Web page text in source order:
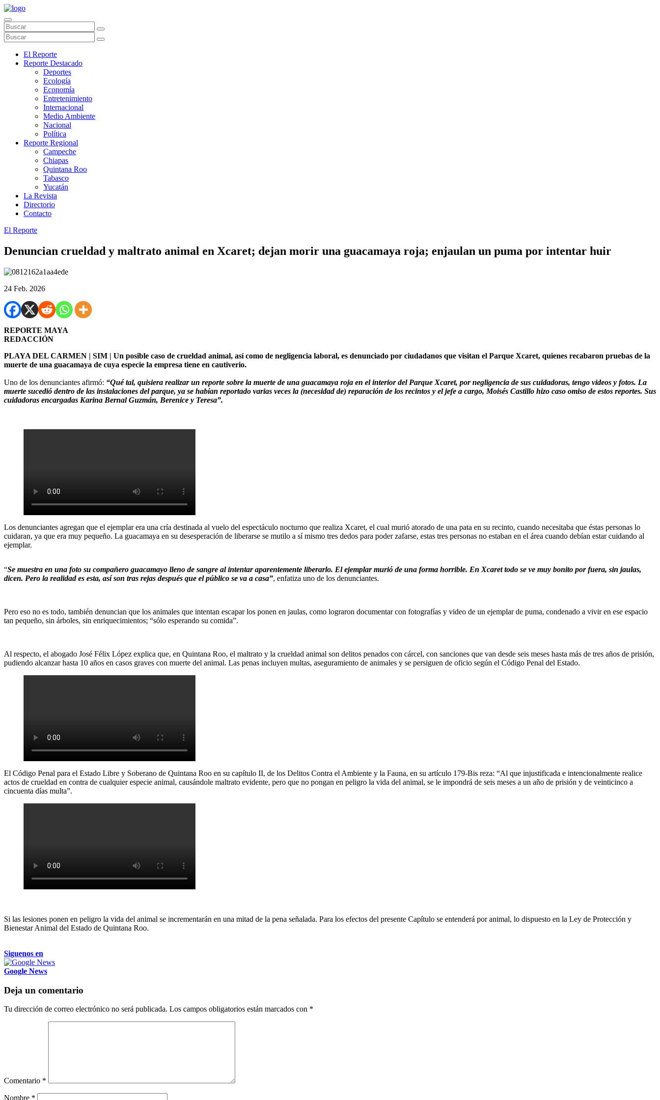
El Reporte
Reporte Destacado
Deportes
Ecología
Economía
Entretenimiento
Internacional
Medio Ambiente
Nacional
Política
Reporte Regional
Campeche
Chiapas
Quintana Roo
Tabasco
Yucatán
La Revista
Directorio
Contacto
El Reporte
Denuncian crueldad y maltrato animal en Xcaret; dejan morir una guacamaya roja; enjaulan un puma por intentar huir
24 Feb. 2026
REPORTE MAYA
REDACCIÓN
PLAYA DEL CARMEN | SIM | Un posible caso de crueldad animal, así como de negligencia laboral, es denunciado por ciudadanos que visitan el Parque Xcaret, quienes recabaron pruebas de la
muerte de una guacamaya de cuya especie la empresa tiene en cautiverio.
Uno de los denunciantes afirmó: “Qué tal, quisiera realizar un reporte sobre la muerte de una guacamaya roja en el interior del Parque Xcaret, por negligencia de sus cuidadoras, tengo videos y fotos. La
muerte sucedió dentro de las instalaciones del parque, ya se habían reportado varias veces la (necesidad de) reparación de los recintos y el jefe a cargo, Moisés Castillo hizo caso omiso de estos reportes. Sus
cuidadoras encargadas Karina Bernal Guzmán, Berenice y Teresa”.
Los denunciantes agregan que el ejemplar era una cría destinada al vuelo del espectáculo nocturno que realiza Xcaret, el cual murió atorado de una pata en su recinto, cuando necesitaba que éstas personas lo
cuidaran, ya que era muy pequeño. La guacamaya en su desesperación de liberarse se mutilo a sí mismo tres dedos para poder zafarse, estas tres personas no estaban en el área cuando debían estar cuidando al
ejemplar.
“Se muestra en una foto su compañero guacamayo lleno de sangre al intentar aparentemente liberarlo. El ejemplar murió de una forma horrible. En Xcaret todo se ve muy bonito por fuera, sin jaulas,
dicen. Pero la realidad es esta, así son tras rejas después que el público se va a casa”, enfatiza uno de los denunciantes.
Pero eso no es todo, también denuncian que los animales que intentan escapar los ponen en jaulas, como lograron documentar con fotografías y video de un ejemplar de puma, condenado a vivir en ese espacio
tan pequeño, sin árboles, sin enriquecimientos; “sólo esperando su comida”.
Al respecto, el abogado José Félix López explica que, en Quintana Roo, el maltrato y la crueldad animal son delitos penados con cárcel, con sanciones que van desde seis meses hasta más de tres años de prisión,
pudiendo alcanzar hasta 10 años en casos graves con muerte del animal. Las penas incluyen multas, aseguramiento de animales y se persiguen de oficio según el Código Penal del Estado.
El Código Penal para el Estado Libre y Soberano de Quintana Roo en su capítulo II, de los Delitos Contra el Ambiente y la Fauna, en su artículo 179-Bis reza: “Al que injustificada e intencionalmente realice
actos de crueldad en contra de cualquier especie animal, causándole maltrato evidente, pero que no pongan en peligro la vida del animal, se le impondrá de seis meses a un año de prisión y de veinticinco a
cincuenta días multa”.
Si las lesiones ponen en peligro la vida del animal se incrementarán en una mitad de la pena señalada. Para los efectos del presente Capítulo se entenderá por animal, lo dispuesto en la Ley de Protección y
Bienestar Animal del Estado de Quintana Roo.
Siguenos en
Google News
Deja un comentario
Tu dirección de correo electrónico no será publicada. Los campos obligatorios están marcados con *
Comentario *
Nombre *